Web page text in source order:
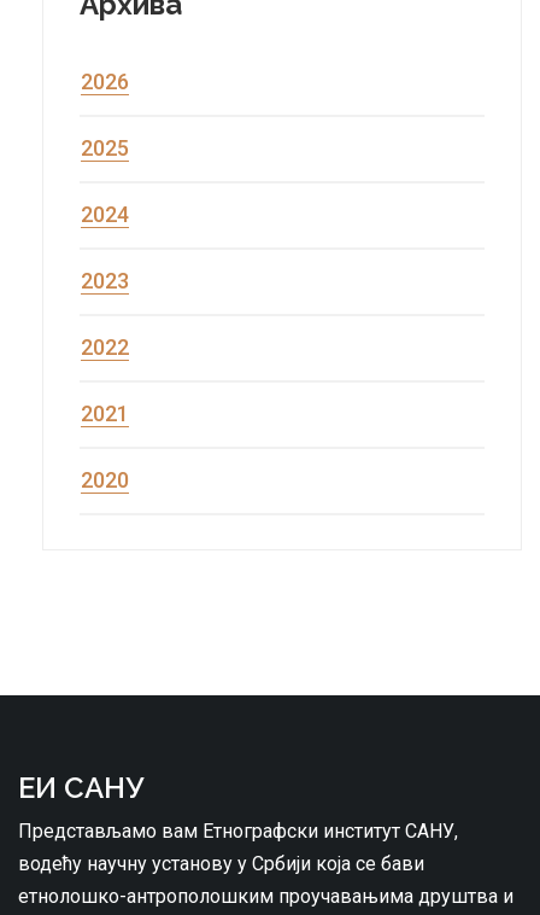
2026
2025
2024
2023
2022
2021
2020
ЕИ САНУ
Представљамо вам Етнографски институт САНУ,
водећу научну установу у Србији која се бави
етнолошко-антрополошким проучавањима друштва и